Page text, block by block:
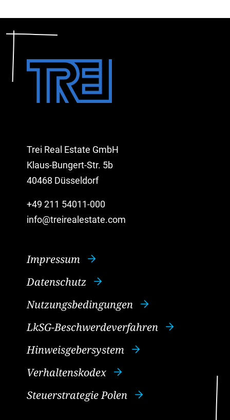
Trei Real Estate GmbH
Klaus-Bungert-Str. 5b
40468 Düsseldorf
+49 211 54011-000
info@treirealestate.com
Impressum
Datenschutz
Nutzungsbedingungen
LkSG-Beschwerdeverfahren
Hinweisgebersystem
Verhaltenskodex
Steuerstrategie Polen